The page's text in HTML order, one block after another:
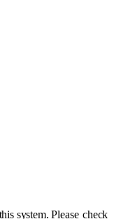
system. Please check